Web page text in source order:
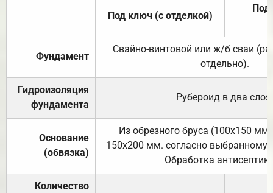
Под ключ (с отделкой)
Под
Фундамент
Свайно-винтовой или ж/б сваи
отдельно).
Гидроизоляция
фундамента
Рубероид в два слоя.
Основание
(обвязка)
Из обрезного бруса (100х150
150х200 мм. согласно выбранному
Обработка
Количество